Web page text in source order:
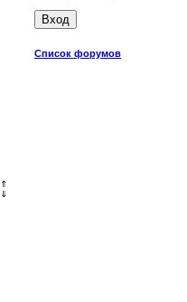
Список форумов
⇑
⇓